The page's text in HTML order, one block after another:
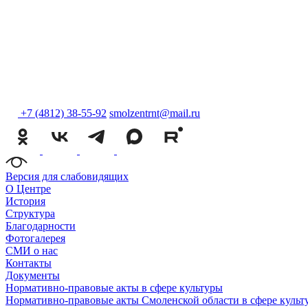
+7 (4812) 38-55-92 smolzentrnt@mail.ru
Версия для слабовидящих
О Центре
История
Структура
Благодарности
Фотогалерея
СМИ о нас
Контакты
Документы
Нормативно-правовые акты в сфере культуры
Нормативно-правовые акты Смоленской области в сфере